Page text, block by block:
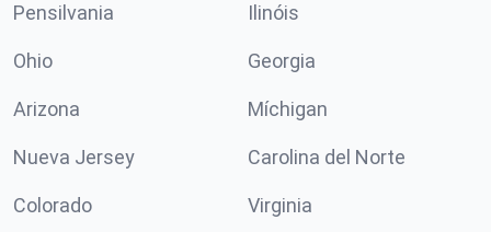
Pensilvania Ilinóis
Ohio Georgia
Arizona Míchigan
Nueva Jersey Carolina del Norte
Colorado Virginia